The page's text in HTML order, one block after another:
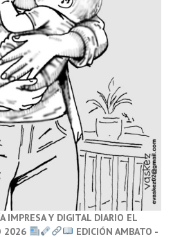
IMPRESA Y DIGITAL DIARIO EL
2026
EDICIÓN AMBATO -